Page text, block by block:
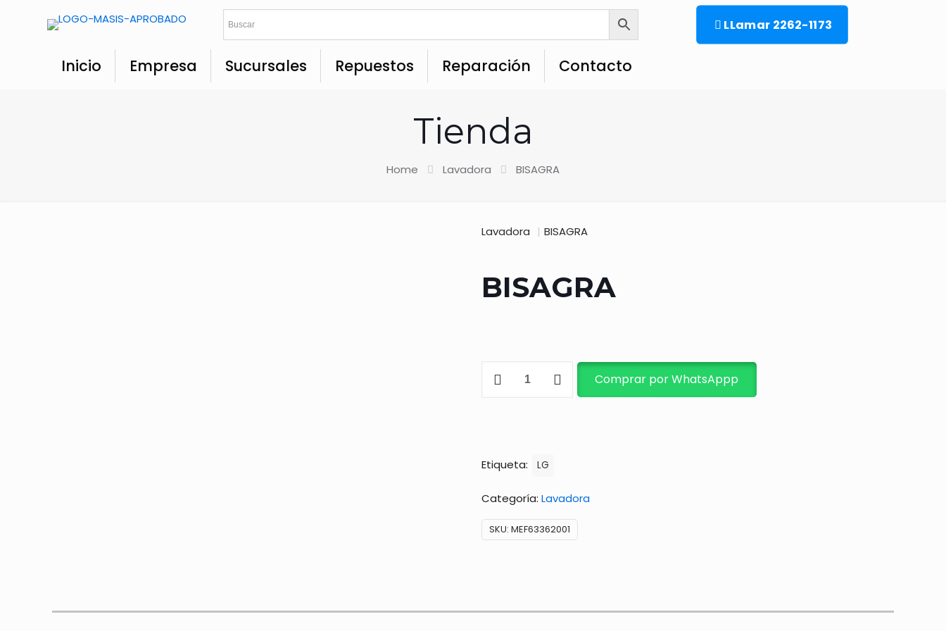
LLamar 2262-1173
Inicio Empresa Sucursales Repuestos Reparación Contacto
Tienda
Home Lavadora BISAGRA
Lavadora | BISAGRA
BISAGRA
Comprar por WhatsAppp
Etiqueta: LG
Categoría: Lavadora
SKU: MEF63362001